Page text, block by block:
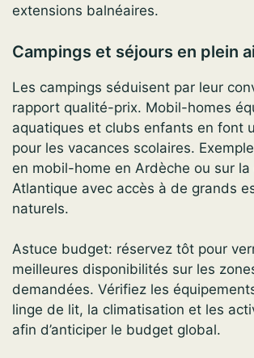
extensions balnéaires.
Campings et séjours en plein
Les campings séduisent par leur
rapport qualité-prix. Mobil-homes
aquatiques et clubs enfants en font
pour les vacances scolaires.
en mobil-home en Ardèche ou sur la
Atlantique avec accès à de grands
naturels.
Astuce budget: réservez tôt pour
meilleures disponibilités sur les
demandées. Vérifiez les
linge de lit, la climatisation et les
afin d’anticiper le budget global.